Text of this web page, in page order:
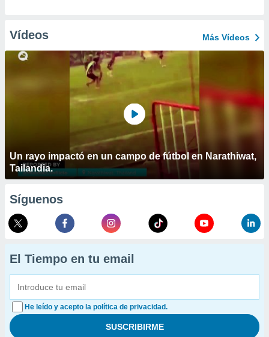
Vídeos Más Vídeos
Un rayo impactó en un campo de fútbol en Narathiwat,
Tailandia.
Síguenos
El Tiempo en tu email
He leído y acepto la política de privacidad.